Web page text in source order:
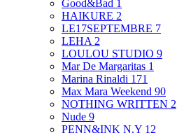
Good&Bad 1
HAIKURE 2
LE17SEPTEMBRE 7
LEHA 2
LOULOU STUDIO 9
Mar De Margaritas 1
Marina Rinaldi 171
Max Mara Weekend 90
NOTHING WRITTEN 2
Nude 9
PENN&INK N.Y 12